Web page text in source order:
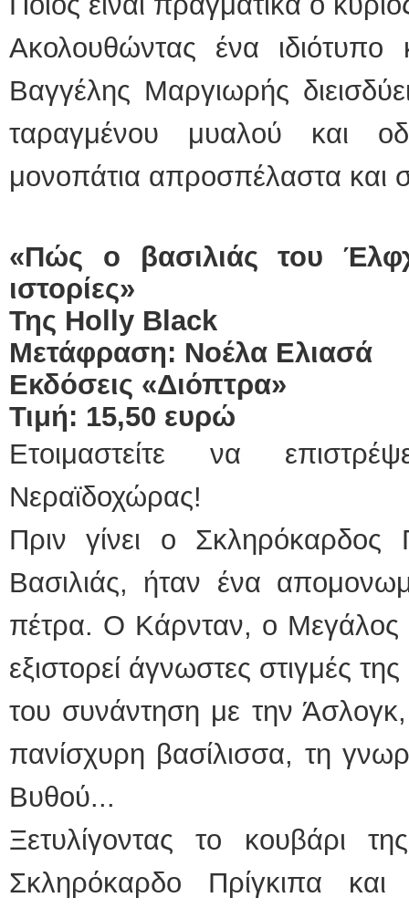
Ακολουθώντας ένα
Βαγγέλης Μαργιωρής
ταραγμένου μυαλού και
μονοπάτια απροσπέλαστα και
«Πώς ο βασιλιάς του
ιστορίες»
Της Holly Black
Μετάφραση: Νοέλα Ελιασά
Εκδόσεις «Διόπτρα»
Τιμή: 15,50 ευρώ
Ετοιμαστείτε να
Νεραϊδοχώρας!
Πριν γίνει ο
Βασιλιάς, ήταν ένα
πέτρα. Ο Κάρνταν, ο Μεγάλος
εξιστορεί άγνωστες στιγμές
του συνάντηση με την
πανίσχυρη βασίλισσα, τη
Βυθού...
Ξετυλίγοντας το κουβάρι
Σκληρόκαρδο Πρίγκιπα